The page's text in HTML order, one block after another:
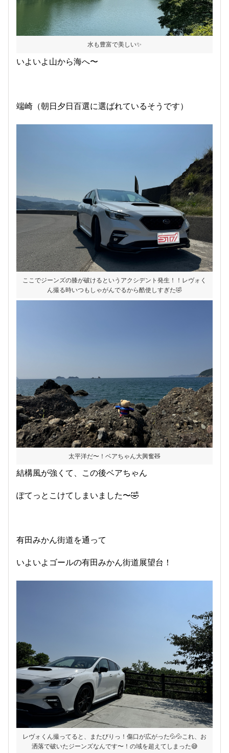
水も豊富で美しい✨
いよいよ山から海へ〜
端崎（朝日夕日百選に選ばれているそうです）
ここでジーンズの膝が破けるというアクシデント発生！！レヴォく
ん撮る時いつもしゃがんでるから酷使しすぎた🤣
太平洋だ〜！ベアちゃん大興奮🧸
結構風が強くて、この後ベアちゃん
ぽてっとこけてしまいました〜🤣
有田みかん街道を通って
いよいよゴールの有田みかん街道展望台！
レヴォくん撮ってると、またびりっ！傷口が広がった💦💦これ、お
洒落で破いたジーンズなんです〜！の域を超えてしまった😅